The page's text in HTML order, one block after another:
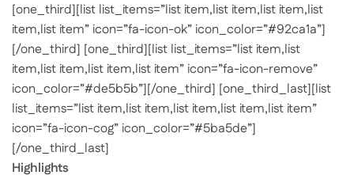
[one_third][list list_items=”list item,list item,list item,list
item,list item” icon=”fa-icon-ok” icon_color=”#92ca1a”]
[/one_third] [one_third][list list_items=”list item,list
item,list item,list item,list item” icon=”fa-icon-remove”
icon_color=”#de5b5b”][/one_third] [one_third_last][list
list_items=”list item,list item,list item,list item,list item”
icon=”fa-icon-cog” icon_color=”#5ba5de”]
[/one_third_last]
Highlights